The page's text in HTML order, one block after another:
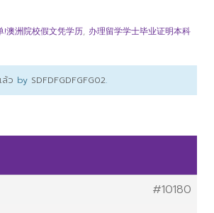
!澳洲院校假文凭学历, 办理留学学士毕业证明本科
ว by SDFDFGDFGFG02.
#10180